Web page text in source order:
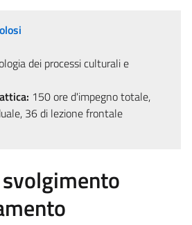
dei processi culturali e
150 ore d'impegno totale,
36 di lezione frontale